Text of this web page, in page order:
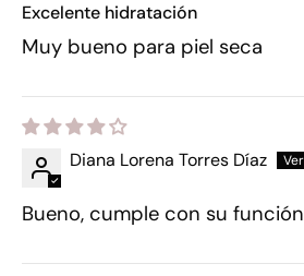
Excelente hidratación
Muy bueno para piel seca
Diana Lorena Torres Díaz
Bueno, cumple con su función